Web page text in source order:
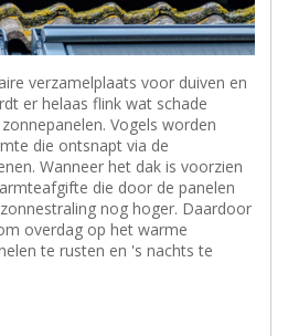
verzamelplaats voor duiven en
er helaas flink wat schade
Vogels worden
die ontsnapt via de
Wanneer het dak is voorzien
die door de panelen
nog hoger. Daardoor
overdag op het warme
te rusten en 's nachts te